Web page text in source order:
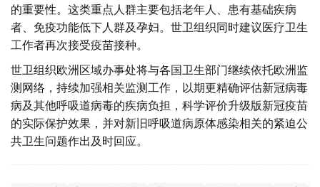
的重要性。这类重点人群主要包括老年人、患有基础疾病
者、免疫功能低下人群及孕妇。世卫组织同时建议医疗卫生
工作者再次接受疫苗接种。
世卫组织欧洲区域办事处将与各国卫生部门继续依托欧洲监
测网络，持续加强相关监测工作，以期更精确评估新冠病毒
病及其他呼吸道病毒的疾病负担，科学评价升级版新冠疫苗
的实际保护效果，并对新旧呼吸道病原体感染相关的紧迫公
共卫生问题作出及时回应。